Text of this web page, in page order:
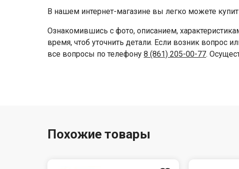
В нашем интернет-магазине вы легко можете
Ознакомившись с фото, описанием,
время, чтоб уточнить детали. Если возник вопрос
все вопросы по телефону 8 (861) 205-00-77.
Похожие товары